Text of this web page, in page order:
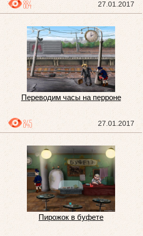
27.01.2017
884
Переводим часы на перроне
27.01.2017
845
Пирожок в буфете